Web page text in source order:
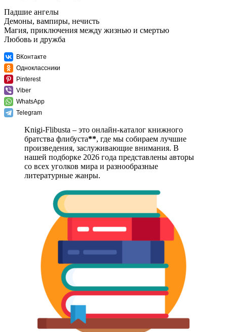
Падшие ангелы
Демоны, вампиры, нечисть
Магия, приключения между жизнью и смертью
Любовь и дружба
ВКонтакте
Одноклассники
Pinterest
Viber
WhatsApp
Telegram
Knigi-Flibusta – это онлайн-каталог книжного
братства флибуста**, где мы собираем лучшие
произведения, заслуживающие внимания. В
нашей подборке 2026 года представлены авторы
со всех уголков мира и разнообразные
литературные жанры.